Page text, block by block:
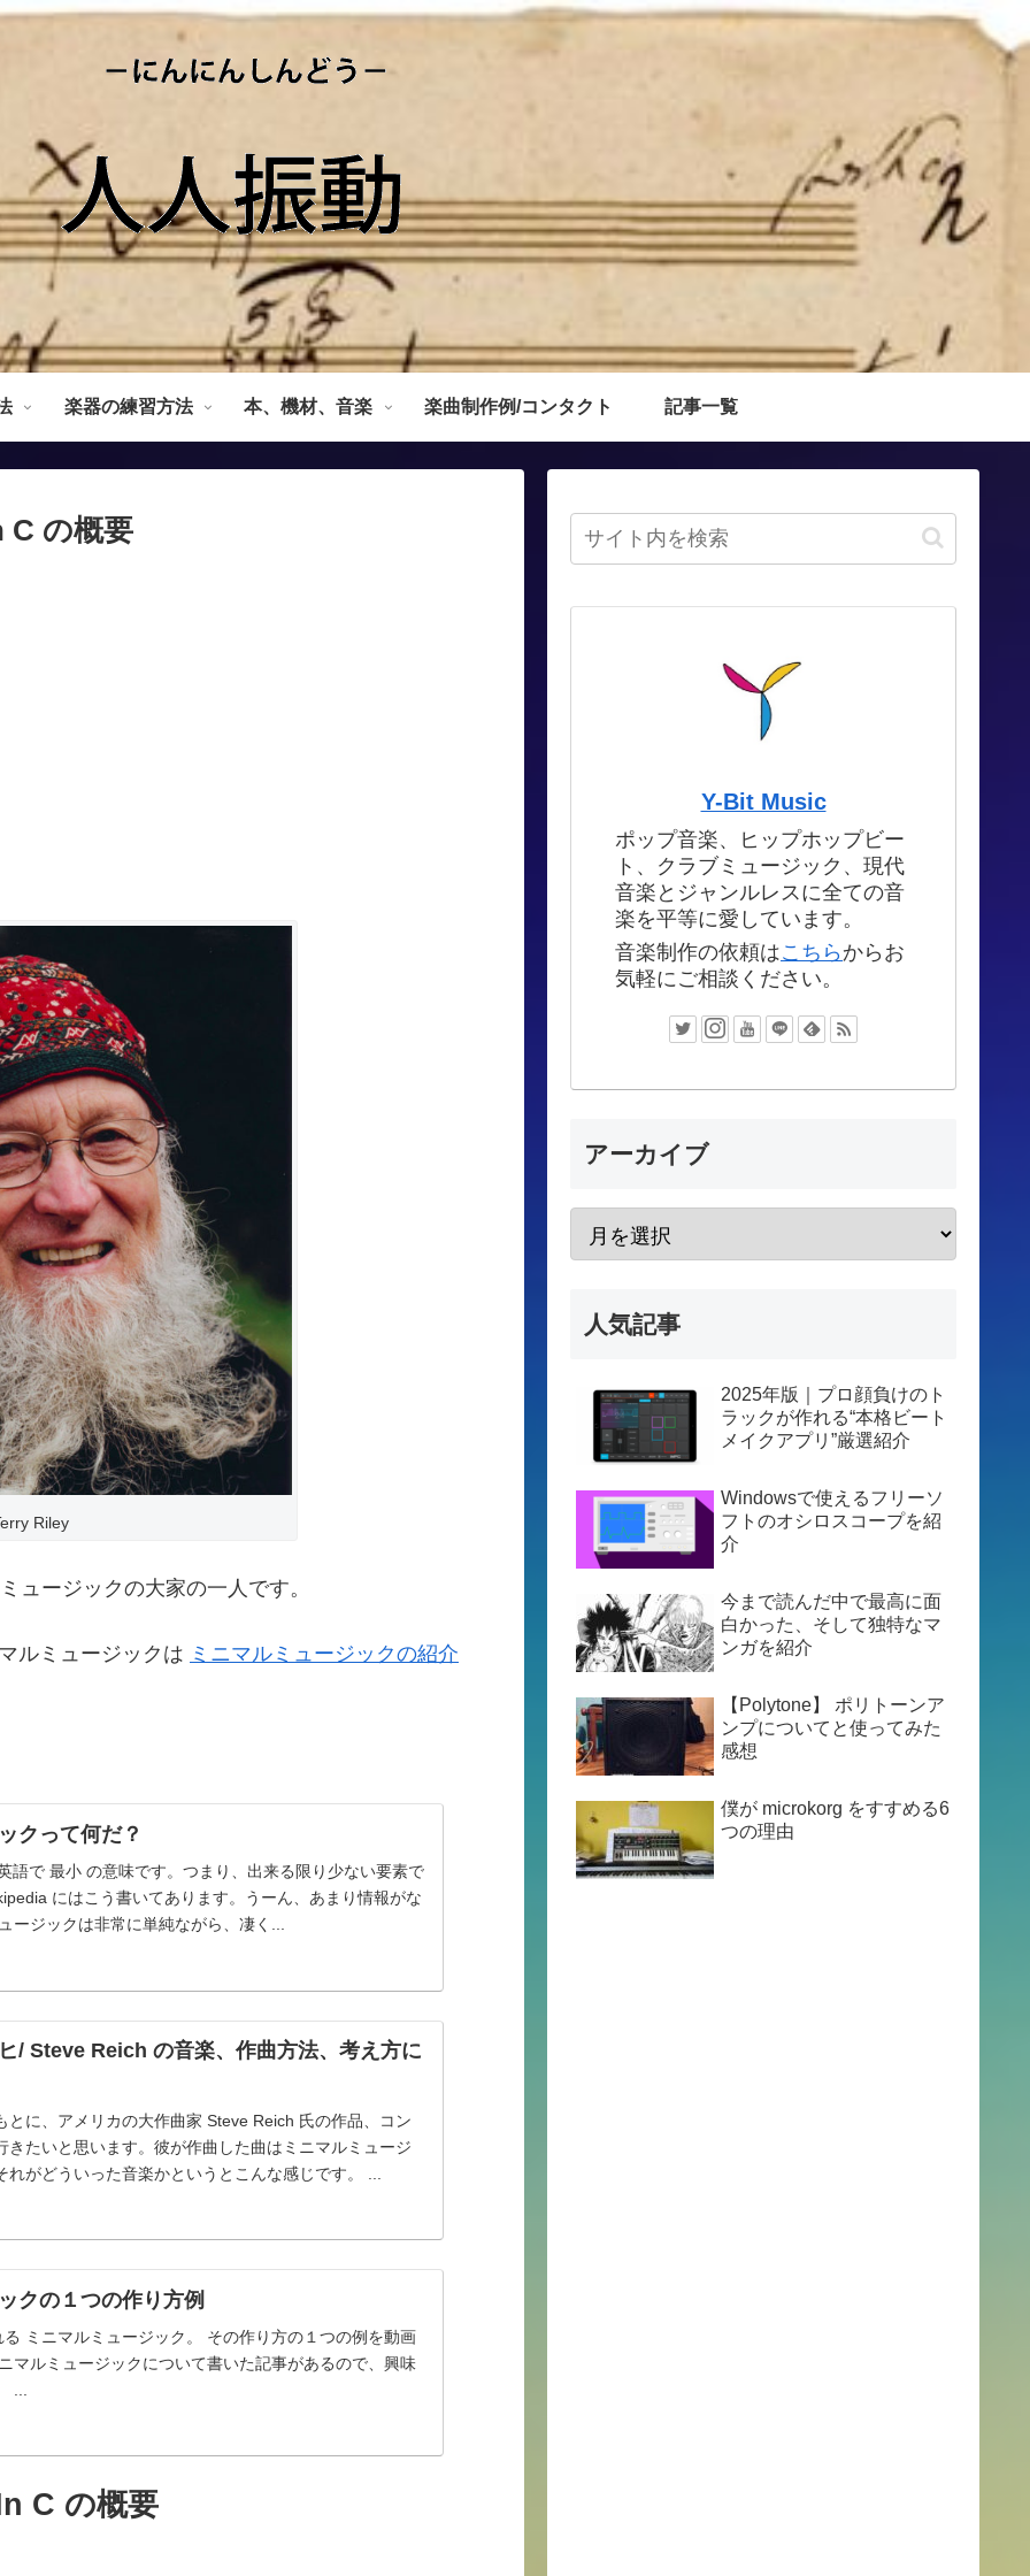
楽器の練習方法 本、機材、音楽 楽曲制作例/コンタクト 記事一覧
C の概要
Riley
ュージックの大家の一人です。
ルミュージックは ミニマルミュージックの紹介
クって何だ？
語で 最小 の意味です。つまり、出来る限り少ない要素で
にはこう書いてあります。うーん、あまり情報がな
ージックは非常に単純ながら、凄く...
/ Steve Reich の音楽、作曲方法、考え方に
とに、アメリカの大作曲家 Steve Reich 氏の作品、コン
きたいと思います。彼が作曲した曲はミニマルミュージ
がどういった音楽かというとこんな感じです。 ...
クの１つの作り方例
ミニマルミュージック。 その作り方の１つの例を動画
マルミュージックについて書いた記事があるので、興味
C の概要
Y-Bit Music
ポップ音楽、ヒップホップビー
ト、クラブミュージック、現代
音楽とジャンルレスに全ての音
楽を平等に愛しています。
音楽制作の依頼はこちら からお
気軽にご相談ください。
アーカイブ
人気記事
2025年版｜プロ顔負けのト
ラックが作れる“本格ビート
メイクアプリ”厳選紹介
Windowsで使えるフリーソ
フトのオシロスコープを紹
介
今まで読んだ中で最高に面
白かった、そして独特なマ
ンガを紹介
【Polytone】 ポリトーンア
ンプについてと使ってみた
感想
僕が microkorg をすすめる6
つの理由